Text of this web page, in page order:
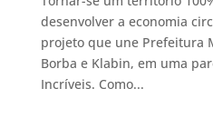
desenvolver a economia
projeto que une Prefeitura
Borba e Klabin, em uma
Incríveis. Como...